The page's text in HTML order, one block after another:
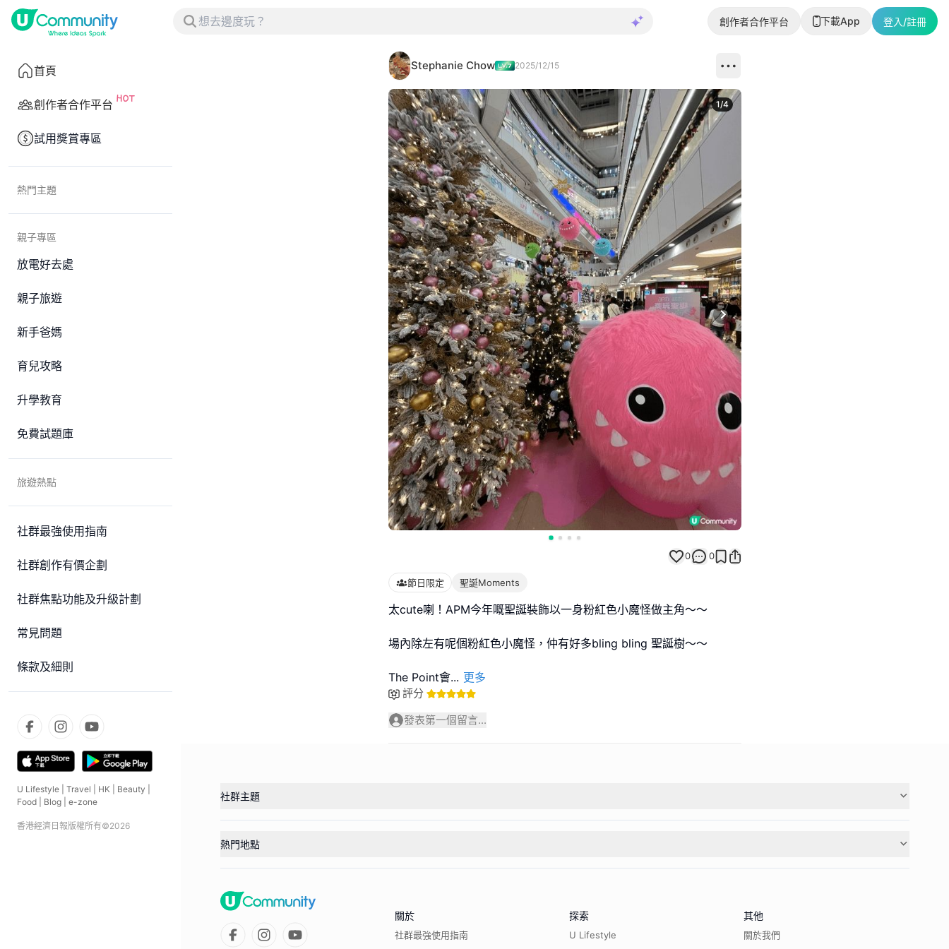
創作者合作平台 下載App 登入/註冊
首頁
創作者合作平台
試用獎賞專區
熱門主題
親子專區
放電好去處
親子旅遊
新手爸媽
育兒攻略
升學教育
免費試題庫
旅遊熱點
社群最強使用指南
社群創作有價企劃
社群焦點功能及升級計劃
常見問題
條款及細則
U Lifestyle Travel HK Beauty
Food
Blog e-zone
香港經濟日報版權所有©2026
Stephanie Chow 2025/12/15
Next slide
1/4
0 0
節日限定 聖誕Moments
太cute喇！APM今年嘅聖誕裝飾以一身粉紅色小魔怪做主角～～
場內除左有呢個粉紅色小魔怪，仲有好多bling bling 聖誕樹～～
The Point會... 更多
評分
發表第一個留言...
社群主題
熱門地點
關於
社群最強使用指南
探索
U Lifestyle
其他
關於我們